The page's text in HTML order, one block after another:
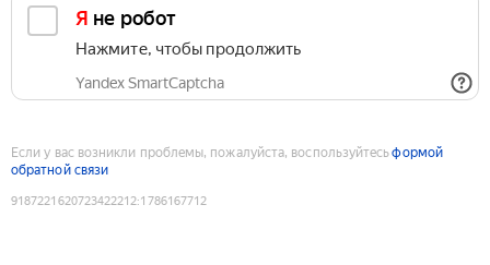
Я не робот
Нажмите, чтобы продолжить
Yandex SmartCaptcha
Если у вас возникли проблемы, пожалуйста, воспользуйтесьформой
обратной связи
9187221620723422212:1786167712